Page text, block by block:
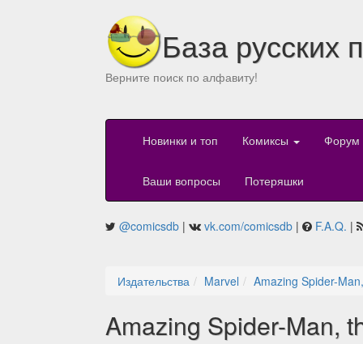
База русских
Верните поиск по алфавиту!
Новинки и топ Комиксы Форум
Ваши вопросы Потеряшки
@comicsdb | vk.com/comicsdb | F.A.Q. |
Издательства Marvel Amazing Spider-
Amazing Spider-Man,